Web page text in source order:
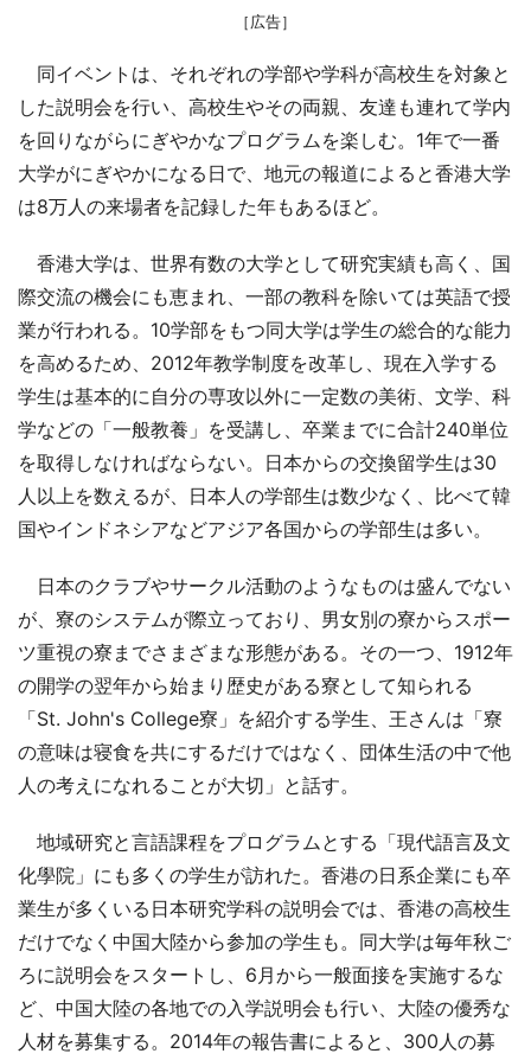
［広告］
同イベントは、それぞれの学部や学科が高校生を対象と
した説明会を行い、高校生やその両親、友達も連れて学内
を回りながらにぎやかなプログラムを楽しむ。1年で一番
大学がにぎやかになる日で、地元の報道によると香港大学
は8万人の来場者を記録した年もあるほど。
香港大学は、世界有数の大学として研究実績も高く、国
際交流の機会にも恵まれ、一部の教科を除いては英語で授
業が行われる。10学部をもつ同大学は学生の総合的な能力
を高めるため、2012年教学制度を改革し、現在入学する
学生は基本的に自分の専攻以外に一定数の美術、文学、科
学などの「一般教養」を受講し、卒業までに合計240単位
を取得しなければならない。日本からの交換留学生は30
人以上を数えるが、日本人の学部生は数少なく、比べて韓
国やインドネシアなどアジア各国からの学部生は多い。
日本のクラブやサークル活動のようなものは盛んでない
が、寮のシステムが際立っており、男女別の寮からスポー
ツ重視の寮までさまざまな形態がある。その一つ、1912年
の開学の翌年から始まり歴史がある寮として知られる
「St. John's College寮」を紹介する学生、王さんは「寮
の意味は寝食を共にするだけではなく、団体生活の中で他
人の考えになれることが大切」と話す。
地域研究と言語課程をプログラムとする「現代語言及文
化學院」にも多くの学生が訪れた。香港の日系企業にも卒
業生が多くいる日本研究学科の説明会では、香港の高校生
だけでなく中国大陸から参加の学生も。同大学は毎年秋ご
ろに説明会をスタートし、6月から一般面接を実施するな
ど、中国大陸の各地での入学説明会も行い、大陸の優秀な
人材を募集する。2014年の報告書によると、300人の募